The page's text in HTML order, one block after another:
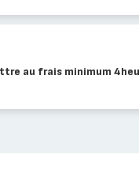
au frais minimum